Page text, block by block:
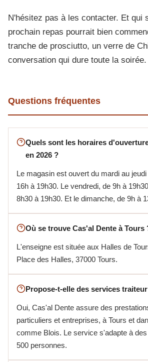
N'hésitez pas à les contacter. Et qui
prochain repas pourrait bien
tranche de prosciutto, un verre de
conversation qui dure toute la soirée.
Questions fréquentes
Quels sont les horaires
en 2026 ?
Le magasin est ouvert du mardi au
16h à 19h30. Le vendredi, de 9h à
8h30 à 19h30. Et le dimanche, de 9h à
Où se trouve Cas'al Dente à Tours
L'enseigne est située aux Halles de
Place des Halles, 37000 Tours.
Propose-t-elle des services
Oui, Cas'al Dente assure des
particuliers et entreprises, à Tours et
comme Blois. Le service s'adapte à
500 personnes.